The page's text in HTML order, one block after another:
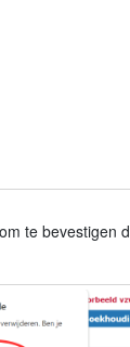
te bevestigen